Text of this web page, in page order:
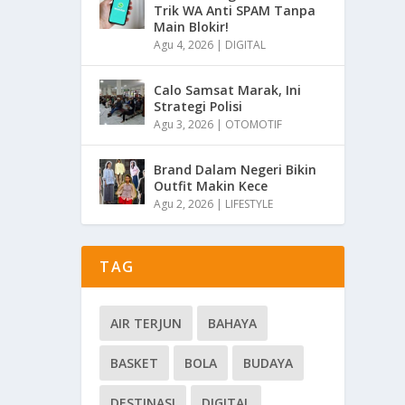
Trik WA Anti SPAM Tanpa
Main Blokir!
Agu 4, 2026 | DIGITAL
Calo Samsat Marak, Ini
Strategi Polisi
Agu 3, 2026 | OTOMOTIF
Brand Dalam Negeri Bikin
Outfit Makin Kece
Agu 2, 2026 | LIFESTYLE
TAG
AIR TERJUN BAHAYA
BASKET BOLA BUDAYA